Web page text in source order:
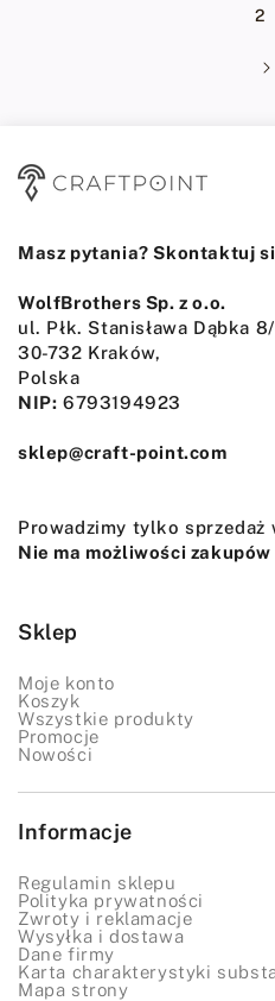
2
Masz pytania? Skontaktuj
WolfBrothers Sp. z o.o.
ul. Płk. Stanisława Dąbka
30-732 Kraków,
Polska
NIP: 6793194923
sklep@craft-point.com
Prowadzimy tylko sprzedaż
Nie ma możliwości
Sklep
Moje konto
Koszyk
Wszystkie produkty
Promocje
Nowości
Informacje
Regulamin sklepu
Polityka prywatności
Zwroty i reklamacje
Wysyłka i dostawa
Dane firmy
Karta charakterystyki
Mapa strony